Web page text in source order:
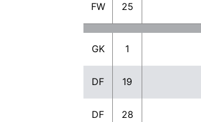
FW 25
GK 1
DF 19
DF 28